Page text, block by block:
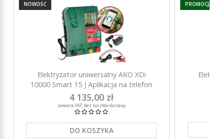
Elektryzator uniwersalny AKO XDi
10000 Smart 15 J Aplikacja na telefon
4 135,00 zł
zawiera VAT, bez kosztów dostawy
DO KOSZYKA
NOWOŚĆ PROMOCJA